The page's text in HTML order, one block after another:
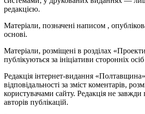
редакцією.
Матеріали, позначені написом ,
основі.
Матеріали, розміщені в розділах
публікуються за ініціативи сторонніх
Редакція інтернет-видання
відповідальності за зміст коментарів,
користувачами сайту. Редакція не завжди
авторів публікацій.